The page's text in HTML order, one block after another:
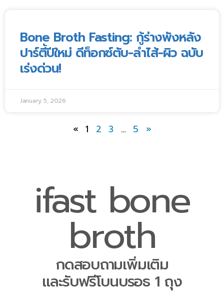
Bone Broth Fasting: กู้ร่างพังหลัง
ปาร์ตี้ปีใหม่ ดีท็อกซ์ตับ-ลำไส้-ผิว ฉบับ
เร่งด่วน!
January 5, 2026
« 1 2 3 … 5 »
ifast bone
broth
กดสอบถามเพิ่มเติม
และรับฟรีโบนบรอธ 1 ถุง